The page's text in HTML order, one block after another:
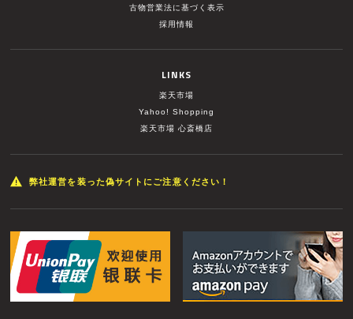
古物営業法に基づく表示
採用情報
LINKS
楽天市場
Yahoo! Shopping
楽天市場 心斎橋店
弊社運営を装った偽サイトにご注意ください！